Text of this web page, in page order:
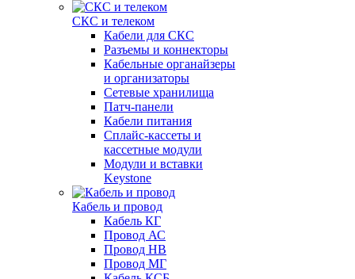
СКС и телеком
Кабели для СКС
Разъемы и коннекторы
Кабельные органайзеры
и организаторы
Сетевые хранилища
Патч-панели
Кабели питания
Сплайс-кассеты и
кассетные модули
Модули и вставки
Keystone
Кабель и провод
Кабель КГ
Провод АС
Провод НВ
Провод МГ